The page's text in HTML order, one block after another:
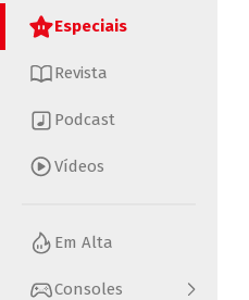
Especiais
Revista
Podcast
Vídeos
Em Alta
Consoles